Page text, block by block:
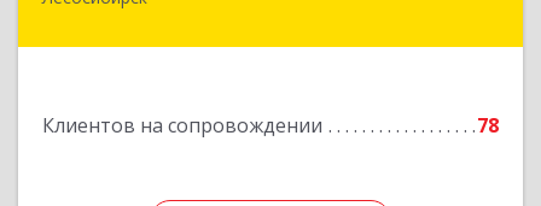
Клиентов на сопровождении 78